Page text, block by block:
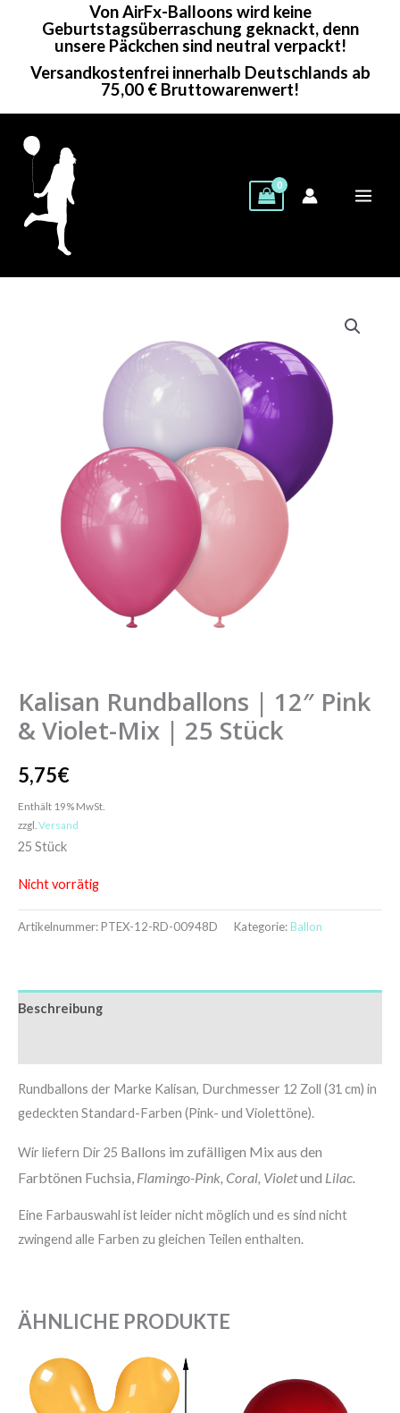
Von AirFx-Balloons wird keine
Geburtstagsüberraschung geknackt, denn
unsere Päckchen sind neutral verpackt!
Versandkostenfrei innerhalb Deutschlands ab
75,00 € Bruttowarenwert!
Kalisan Rundballons | 12″ Pink
& Violet-Mix | 25 Stück
5,75€
Enthält 19% MwSt.
zzgl. Versand
25 Stück
Nicht vorrätig
Artikelnummer:PTEX-12-RD-00948D Kategorie: Ballon
Beschreibung
Rundballons der Marke Kalisan, Durchmesser 12 Zoll (31 cm) in
gedeckten Standard-Farben (Pink- und Violettöne).
Wir liefern Dir 25 Ballons im zufälligen Mix aus den
Farbtönen Fuchsia, Flamingo-Pink, Coral, Violetund Lilac.
Eine Farbauswahl ist leider nicht möglich und es sind nicht
zwingend alle Farben zu gleichen Teilen enthalten.
ÄHNLICHE PRODUKTE